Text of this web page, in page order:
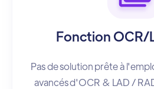
Fonction OCR/
Pas de solution prête à
avancés d'OCR & LAD /